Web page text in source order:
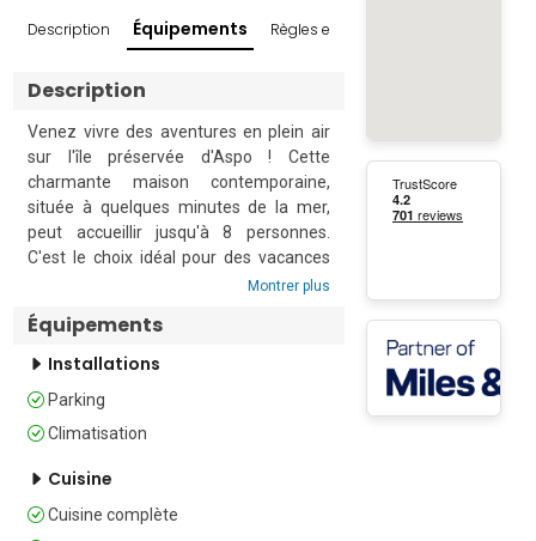
Description Équipements Règles et conditions
Description
Venez vivre des aventures en plein air
sur l'île préservée d'Aspo ! Cette
charmante maison contemporaine,
située à quelques minutes de la mer,
peut accueillir jusqu'à 8 personnes.
C'est le choix idéal pour des vacances
entre amis ou en famille, pour ceux qui
intacte.
confort moderne, avec un espace de vie
aéré et ouvert. Il est meublé de
d'une table et de chaises, à côté de la
cuisine bien équipée. La cuisine
Montrer plus
Équipements
Installations
Parking
Climatisation
Cuisine
Cuisine complète